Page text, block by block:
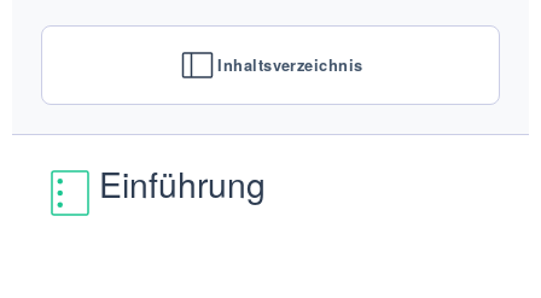
Inhaltsverzeichnis
Einführung